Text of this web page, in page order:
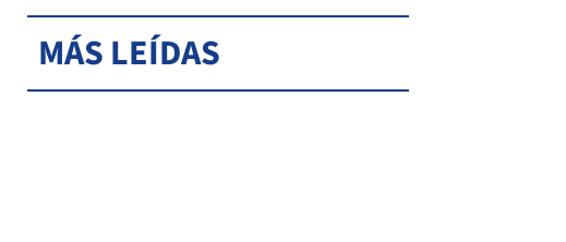
MÁS LEÍDAS